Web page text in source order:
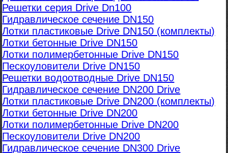
Решетки серия Drive Dn100
Гидравлическое сечение DN150
Лотки пластиковые Drive DN150 (комплекты)
Лотки бетонные Drive DN150
Лотки полимербетонные Drive DN150
Пескоуловители Drive DN150
Решетки водоотводные Drive DN150
Гидравлическое сечение DN200 Drive
Лотки пластиковые Drive DN200 (комплекты)
Лотки бетонные Drive DN200
Лотки полимербетонные Drive DN200
Пескоуловители Drive DN200
Гидравлическое сечение DN300 Drive